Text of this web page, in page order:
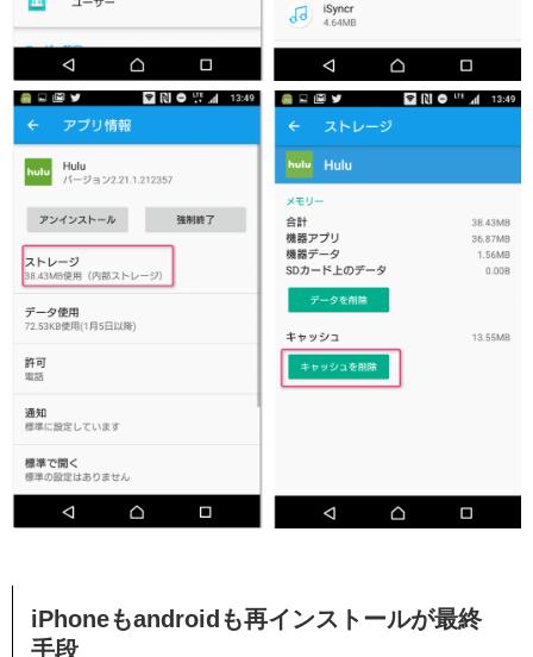
iPhoneもandroidも再インストールが最終
手段